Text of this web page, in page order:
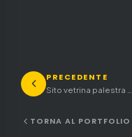
PRECEDENTE
Sito vetrina palestra Kick boxing ed arti marziali
TORNA AL PORTFOLIO